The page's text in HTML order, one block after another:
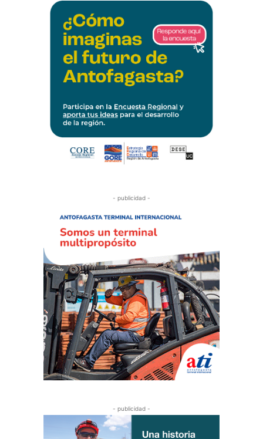
- publicidad -
- publicidad -